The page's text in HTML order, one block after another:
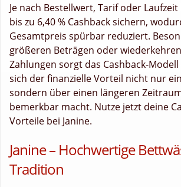
Je nach Bestellwert, Tarif oder
bis zu 6,40 % Cashback sichern,
Gesamtpreis spürbar reduziert.
größeren Beträgen oder
Zahlungen sorgt das Cashback-
sich der finanzielle Vorteil nicht nur
sondern über einen längeren
bemerkbar macht. Nutze jetzt deine
Vorteile bei Janine.
Janine – Hochwertige
Tradition